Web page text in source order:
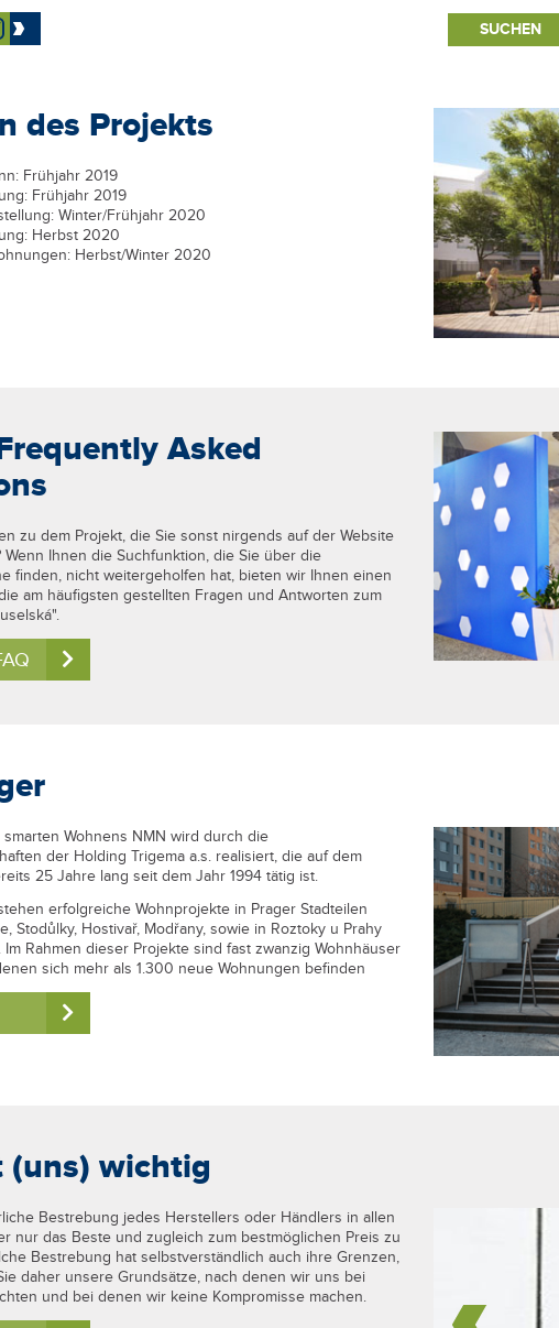
des Projekts
Frühjahr 2019
Frühjahr 2019
Winter/Frühjahr 2020
Herbst 2020
Herbst/Winter 2020
Asked
zu dem Projekt, die Sie sonst nirgends auf der Website
Wenn Ihnen die Suchfunktion, die Sie über die
finden, nicht weitergeholfen hat, bieten wir Ihnen einen
am häufigsten gestellten Fragen und Antworten zum
smarten Wohnens NMN wird durch die
der Holding Trigema a.s. realisiert, die auf dem
25 Jahre lang seit dem Jahr 1994 tätig ist.
erfolgreiche Wohnprojekte in Prager Stadteilen
Stodůlky, Hostivař, Modřany, sowie in Roztoky u Prahy
Im Rahmen dieser Projekte sind fast zwanzig Wohnhäuser
sich mehr als 1.300 neue Wohnungen befinden
(uns) wichtig
Bestrebung jedes Herstellers oder Händlers in allen
nur das Beste und zugleich zum bestmöglichen Preis zu
Bestrebung hat selbstverständlich auch ihre Grenzen,
daher unsere Grundsätze, nach denen wir uns bei
und bei denen wir keine Kompromisse machen.